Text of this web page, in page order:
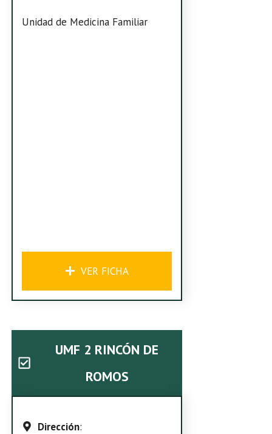
Unidad de Medicina Familiar
VER FICHA
UMF 2 RINCÓN DE
ROMOS
Dirección: